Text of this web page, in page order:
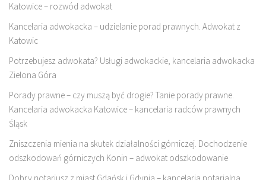
Katowice – rozwód adwokat
Kancelaria adwokacka – udzielanie porad prawnych. Adwokat z
Katowic
Potrzebujesz adwokata? Usługi adwokackie, kancelaria adwokacka
Zielona Góra
Porady prawne – czy muszą być drogie? Tanie porady prawne.
Kancelaria adwokacka Katowice – kancelaria radców prawnych
Śląsk
Zniszczenia mienia na skutek działalności górniczej. Dochodzenie
odszkodowań górniczych Konin – adwokat odszkodowanie